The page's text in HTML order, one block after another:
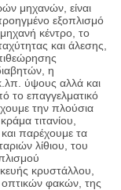
μηχανών, είναι
εξοπλισμό
κέντρο, το
και άλεσης,
η
ύψους αλλά και
το επαγγελματικό
την πλούσια
τιτανίου,
παρέχουμε τα
λίθιου, του
κρυστάλλου,
οπτικών φακών, της